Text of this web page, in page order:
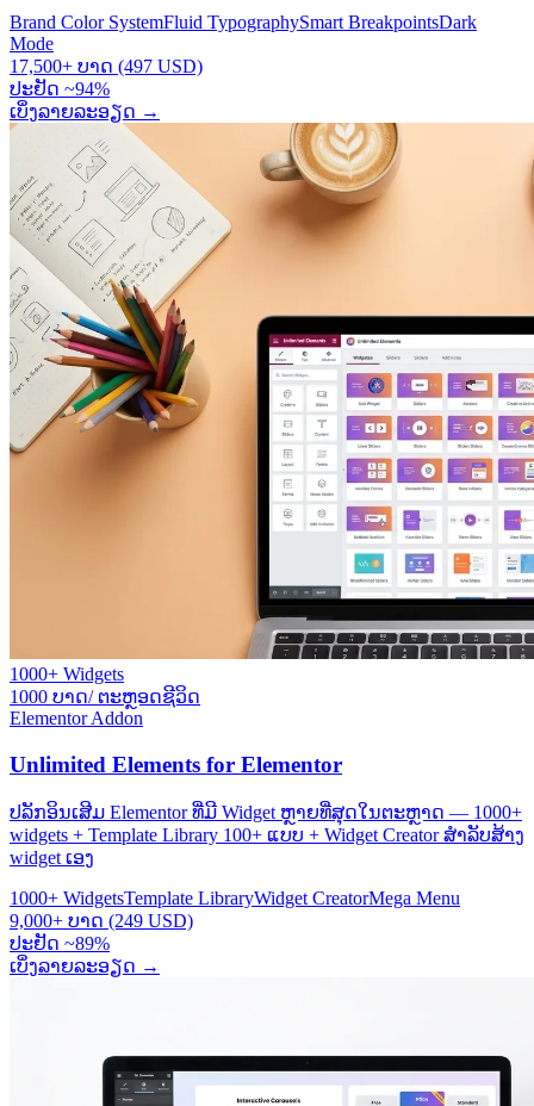
Brand Color SystemFluid TypographySmart BreakpointsDark
Mode
17,500+ ບາດ (497 USD)
ປະຢັດ ~94%
ເບິ່ງລາຍລະອຽດ →
1000+ Widgets
1000 ບາດ/ ຕະຫຼອດຊີວິດ
Elementor Addon
Unlimited Elements for Elementor
ປລັກອິນເສີມ Elementor ທີ່ມີ Widget ຫຼາຍທີ່ສຸດໃນຕະຫຼາດ — 1000+
widgets + Template Library 100+ ແບບ + Widget Creator ສຳລັບສ້າງ
widget ເອງ
1000+ WidgetsTemplate LibraryWidget CreatorMega Menu
9,000+ ບາດ (249 USD)
ປະຢັດ ~89%
ເບິ່ງລາຍລະອຽດ →